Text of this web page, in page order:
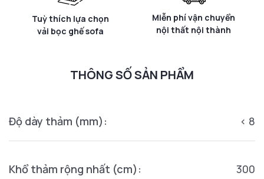
Tuỳ thích lựa chọn
vải bọc ghế sofa
Miễn phí vận chuyển
nội thất nội thành
THÔNG SỐ SẢN PHẨM
Độ dày thảm (mm): < 8
Khổ thảm rộng nhất (cm): 300